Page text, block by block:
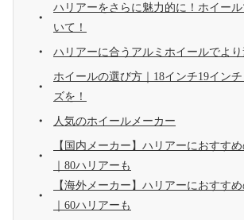
ハリアーをさらに魅力的に！ホイー
いて！
ハリアーに合うアルミホイールでより
ホイールの選び方｜18インチ19イン
ズを！
人気のホイールメーカー
【国内メーカー】ハリアーにおすす
｜80ハリアーも
【海外メーカー】ハリアーにおすす
｜60ハリアーも